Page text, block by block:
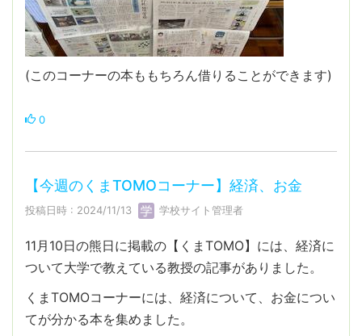
(このコーナーの本ももちろん借りることができます)
0
【今週のくまTOMOコーナー】経済、お金
投稿日時 : 2024/11/13 学校サイト管理者
11月10日の熊日に掲載の【くまTOMO】には、経済に
ついて大学で教えている教授の記事がありました。
くまTOMOコーナーには、経済について、お金につい
てが分かる本を集めました。